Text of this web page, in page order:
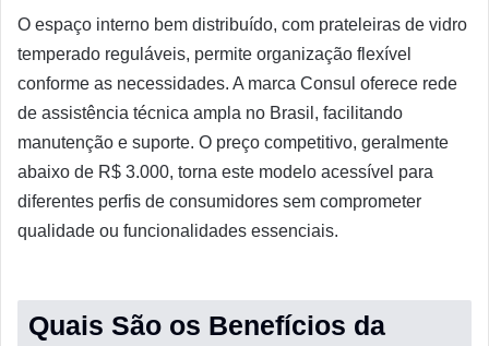
O espaço interno bem distribuído, com prateleiras de vidro
temperado reguláveis, permite organização flexível
conforme as necessidades. A marca Consul oferece rede
de assistência técnica ampla no Brasil, facilitando
manutenção e suporte. O preço competitivo, geralmente
abaixo de R$ 3.000, torna este modelo acessível para
diferentes perfis de consumidores sem comprometer
qualidade ou funcionalidades essenciais.
Quais São os Benefícios da